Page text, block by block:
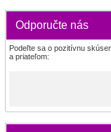
Odporučte nás
Podeľte sa o pozitívnu
a priateľom: